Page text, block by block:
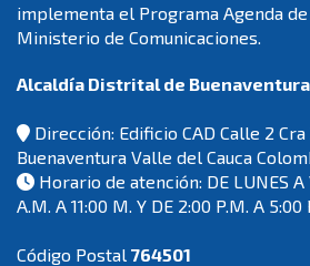
implementa el Programa Agenda
Ministerio de Comunicaciones.
Alcaldía Distrital de Buenaventura
Dirección: Edificio CAD Calle 2 Cra
Buenaventura Valle del Cauca
Horario de atención: DE LUNES A
A.M. A 11:00 M. Y DE 2:00 P.M. A 5:00
Código Postal 764501